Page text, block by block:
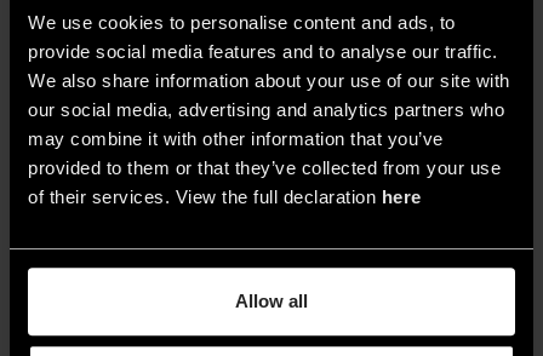
We use cookies to personalise content and ads, to
provide social media features and to analyse our traffic.
We also share information about your use of our site with
our social media, advertising and analytics partners who
may combine it with other information that you’ve
provided to them or that they’ve collected from your use
of their services. View the full declaration here
Allow all
la donna è strega e, se l’AI è donna, allora l’AI è
strega. Così ho immaginato questa tecno-strega
che creava pozioni d’amore, di morte e di sogno
con piante digitali e corpi umani. Il lavoro, infatti,
si compone di tre capitoli, tre pozioni che sono
appuntoLove Potion, Death Potion eDream
finale del lavoro, che si chiameràPsycho Potion.
La donna, l’amore e l’esperienza online ritornano
nella serie di scultureA Love Story Like Many